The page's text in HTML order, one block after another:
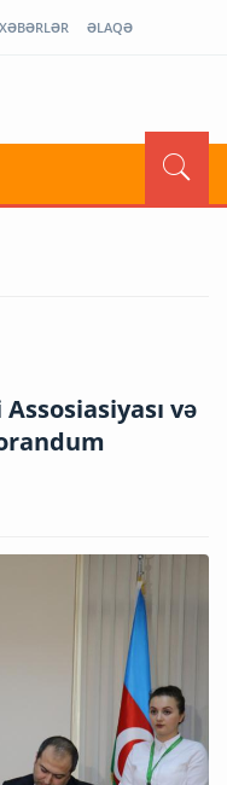
XƏBƏRLƏR ƏLAQƏ
və